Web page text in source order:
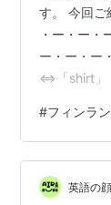
す。 今回ご
・ー・ー・
ー・ー・ー
⇔「shirt」
ツを着てい
ッラーン
is wearing
#フィンラ
英語の